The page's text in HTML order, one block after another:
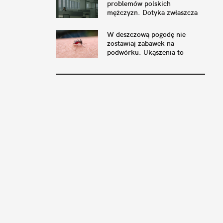
problemów polskich
mężczyzn. Dotyka zwłaszcza
W deszczową pogodę nie
zostawiaj zabawek na
podwórku. Ukąszenia to